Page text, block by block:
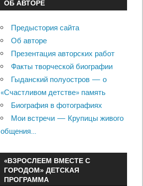
ОБ АВТОРЕ
Предыстория сайта
Об авторе
Презентация авторских работ
Факты творческой биографии
Гыданский полуостров — о
«Счастливом детстве» память
Биография в фотографиях
Мои встречи — Крупицы живого
общения…
«ВЗРОСЛЕЕМ ВМЕСТЕ С
ГОРОДОМ» ДЕТСКАЯ
ПРОГРАММА